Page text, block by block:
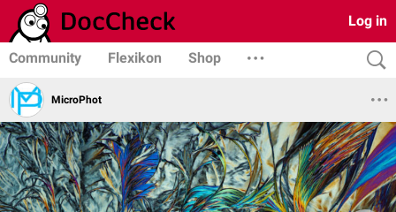
Log in
Community Flexikon Shop
MicroPhot